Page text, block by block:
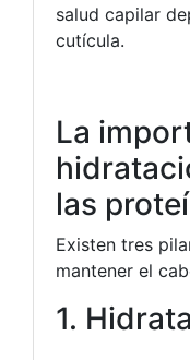
salud capilar
cutícula.
La
las
Existen tres
mantener el
1.